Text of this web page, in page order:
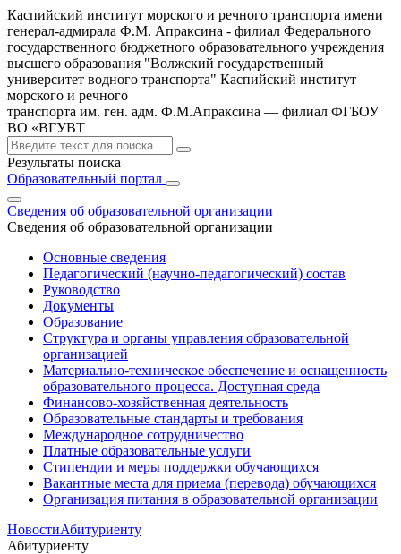
Каспийский институт морского и речного транспорта имени
генерал-адмирала Ф.М. Апраксина - филиал Федерального
государственного бюджетного образовательного учреждения
высшего образования "Волжский государственный
университет водного транспорта" Каспийский институт
морского и речного
транспорта им. ген. адм. Ф.М.Апраксина — филиал ФГБОУ
ВО «ВГУВТ
Результаты поиска
Образовательный портал
Сведения об образовательной организации
Сведения об образовательной организации
Основные сведения
Педагогический (научно-педагогический) состав
Руководство
Документы
Образование
Структура и органы управления образовательной
организацией
Материально-техническое обеспечение и оснащенность
образовательного процесса. Доступная среда
Финансово-хозяйственная деятельность
Образовательные стандарты и требования
Международное сотрудничество
Платные образовательные услуги
Стипендии и меры поддержки обучающихся
Вакантные места для приема (перевода) обучающихся
Организация питания в образовательной организации
НовостиАбитуриенту
Абитуриенту